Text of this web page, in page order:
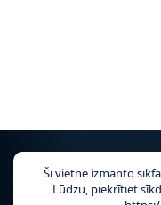
NHL
Šī vietne izmanto
Lūdzu, piekrītiet